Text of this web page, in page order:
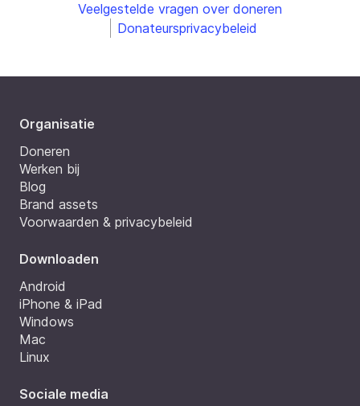
Veelgestelde vragen over doneren
Donateursprivacybeleid
Organisatie
Doneren
Werken bij
Blog
Brand assets
Voorwaarden & privacybeleid
Downloaden
Android
iPhone & iPad
Windows
Mac
Linux
Sociale media